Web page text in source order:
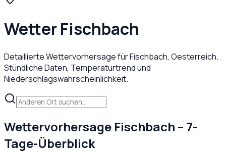
WetterFischbach
Detaillierte Wettervorhersage fürFischbach, Oesterreich.
Stündliche Daten, Temperaturtrend und
Niederschlagswahrscheinlichkeit.
Wettervorhersage Fischbach – 7-
Tage-Überblick